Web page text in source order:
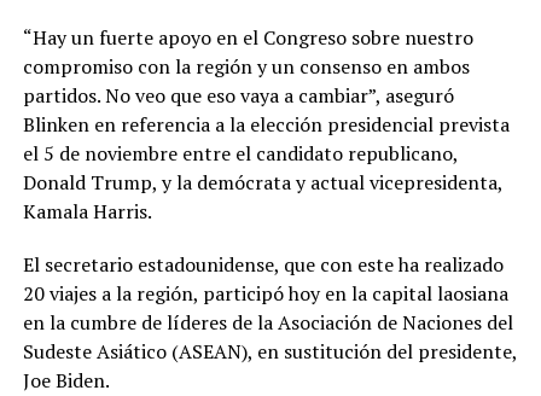
“Hay un fuerte apoyo en el Congreso sobre nuestro
compromiso con la región y un consenso en ambos
partidos. No veo que eso vaya a cambiar”, aseguró
Blinken en referencia a la elección presidencial prevista
el 5 de noviembre entre el candidato republicano,
Donald Trump, y la demócrata y actual vicepresidenta,
Kamala Harris.
El secretario estadounidense, que con este ha realizado
20 viajes a la región, participó hoy en la capital laosiana
en la cumbre de líderes de la Asociación de Naciones del
Sudeste Asiático (ASEAN), en sustitución del presidente,
Joe Biden.